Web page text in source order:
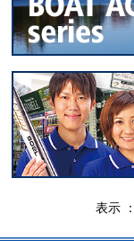
表示 ：